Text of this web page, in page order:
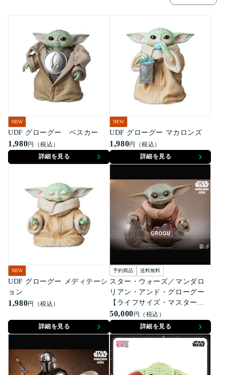
NEW
UDF グローグー ベスカー
1,980円（税込）
詳細を見る
NEW
UDF グローグー マカロンズ
1,980円（税込）
詳細を見る
NEW
UDF グローグー メディテーシ
ョン
1,980円（税込）
詳細を見る
予約商品 送料無料
スター・ウォーズ／マンダロ
リアン・アンド・グローグー
【ライフサイズ・マスターピ
ース】1/1スケールフィギュ
ア グローグー
50,000円（税込）
詳細を見る